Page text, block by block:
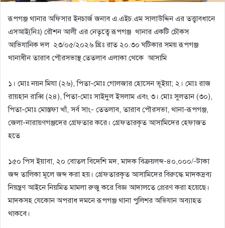
রূপগঞ্জ থানার অফিসার ইনচার্জ জনাব এ.এইচ.এম সালাউদ্দিন এর তত্ত্বাবধানে
এসআই(নিঃ) রৌশন আলী এর নেতৃত্বে রূপগঞ্জ থানার একটি চৌকস
আভিযানিক দল ২৩/০৫/২০২৬ খ্রিঃ রাত ২০.৩০ ঘটিকার সময় রূপগঞ্জ
থানাধীন তারাব পৌরসভাস্থ তেতলাব এলাকা থেকে আসামি
১। মোঃ নয়ন মিযা (২৬), পিতা-মোঃ গোলজার হোসেন ভূইয়া; ২। মোঃ রাজ
রায়হান রাব্বি (২৪), পিতা-মোঃ সাইদুল ইসলাম এবং ৩। মোঃ সুলতান (৩০),
পিতা-মোঃ মোস্তফা খাঁ, সর্ব সাং- তেতলাব, তারাব পৌরসভা, থানা-রূপগঞ্জ,
জেলা-নারায়ণগঞ্জদের গ্রেফতার করে। গ্রেফতারকৃত আসামিদের হেফাজত
হতে
১৫০ পিস ইয়াবা, ২০ বোতল বিদেশি মদ, মাদক বিক্রয়লব্দ-৪০,০০০/-টাকা
জব্দ তালিকা মূলে জব্দ করা হয়। গ্রেফতারকৃত আসামিদের বিরুদ্ধে মাদকদ্রব্য
নিয়ন্ত্রণ আইনে নিয়মিত মামলা রুজু করে বিজ্ঞ আদালতে প্রেরণ করা হয়েছে।
মাদকসহ যেকোন অপরাধ দমনে রূপগঞ্জ থানা পুলিশর অভিযান অব্যাহত
থাকবে।